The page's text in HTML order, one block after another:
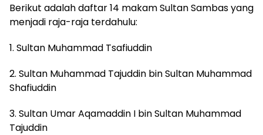
Berikut adalah daftar 14 makam Sultan Sambas yang
menjadi raja-raja terdahulu:
1. Sultan Muhammad Tsafiuddin
2. Sultan Muhammad Tajuddin bin Sultan Muhammad
Shafiuddin
3. Sultan Umar Aqamaddin I bin Sultan Muhammad
Tajuddin